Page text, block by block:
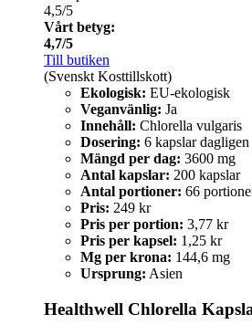
4,5/5
Vårt betyg:
4,7/5
Till butiken
(Svenskt Kosttillskott)
Ekologisk: EU-ekologisk
Veganvänlig: Ja
Innehåll: Chlorella vulgaris
Dosering: 6 kapslar dagligen
Mängd per dag: 3600 mg
Antal kapslar: 200 kapslar
Antal portioner: 66
Pris: 249 kr
Pris per portion: 3,77 kr
Pris per kapsel: 1,25 kr
Mg per krona: 144,6 mg
Ursprung: Asien
Healthwell Chlorella